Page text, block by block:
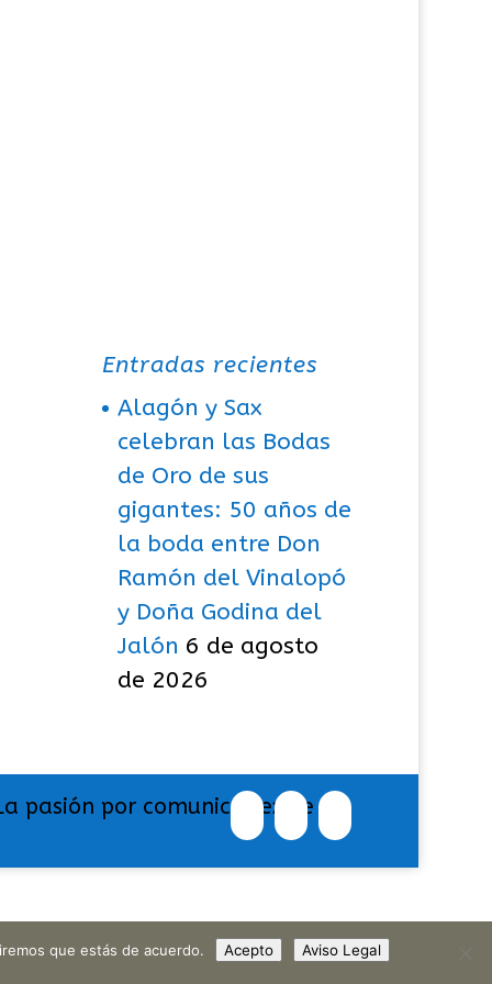
Entradas recientes
Alagón y Sax
celebran las Bodas
de Oro de sus
gigantes: 50 años de
la boda entre Don
Ramón del Vinalopó
y Doña Godina del
Jalón 6 de agosto
de 2026
pasión por comunicar exige
que estás de acuerdo. Acepto Aviso Legal